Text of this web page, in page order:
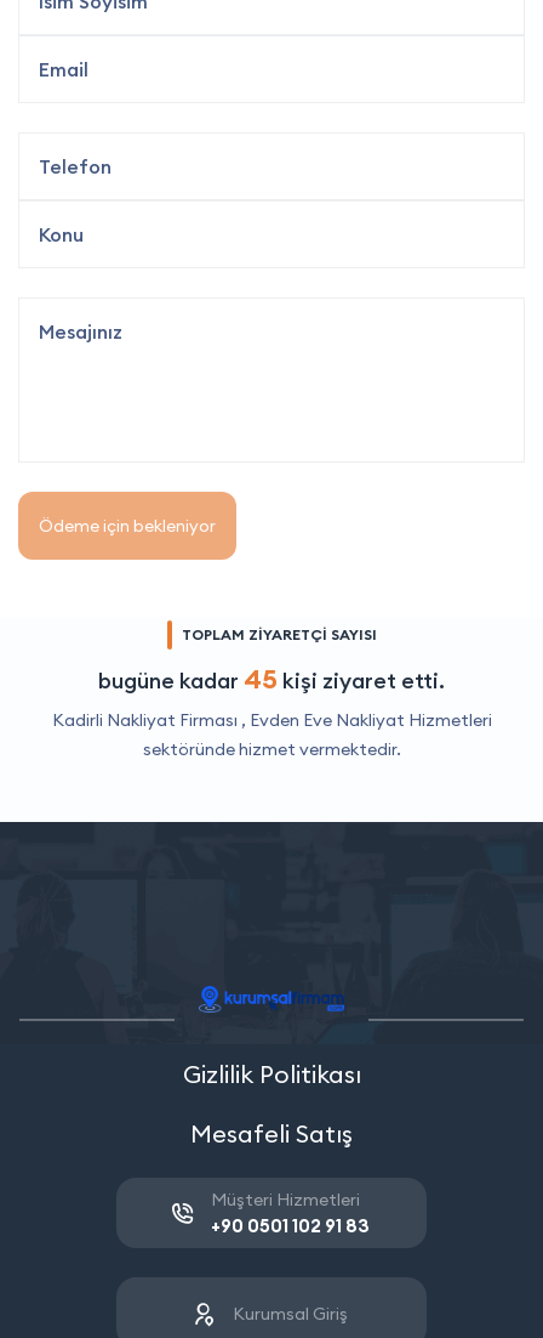
Ödeme için bekleniyor
TOPLAM ZİYARETÇİ SAYISI
bugüne kadar 45 kişi ziyaret etti.
Kadirli Nakliyat Firması , Evden Eve Nakliyat Hizmetleri
sektöründe hizmet vermektedir.
Gizlilik Politikası
Mesafeli Satış
Müşteri Hizmetleri
+90 0501 102 91 83
Kurumsal Giriş